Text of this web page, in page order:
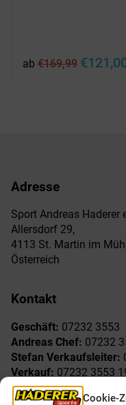
Cookie-
ab €169,99 €
Adresse
Sport Andreas Haderer
Allersdorf 29,
4113 St. Martin im
Österreich
Kontakt
Geschäft: 07232 3553
Andreas Chef: 07232
Stefan Verkaufsleiter:
Verkauf: 07232 3553
Reklamationen: